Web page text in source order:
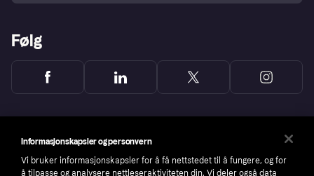
Følg
Informasjonskapsler og personvern
Vi bruker informasjonskapsler for å få nettstedet til å fungere, og for
å tilpasse og analysere nettleseraktiviteten din. Vi deler også data